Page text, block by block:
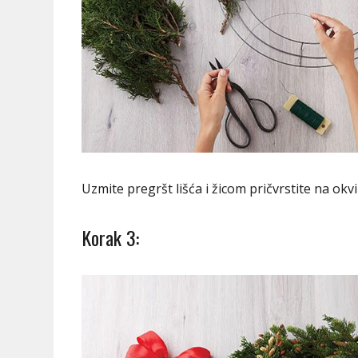
Uzmite pregršt lišća i žicom pričvrstite na
Korak 3: